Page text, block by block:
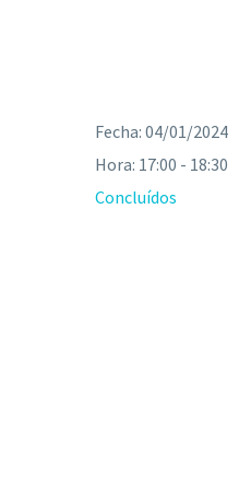
Fecha: 04/01/2024
Hora: 17:00 - 18:30
Concluídos